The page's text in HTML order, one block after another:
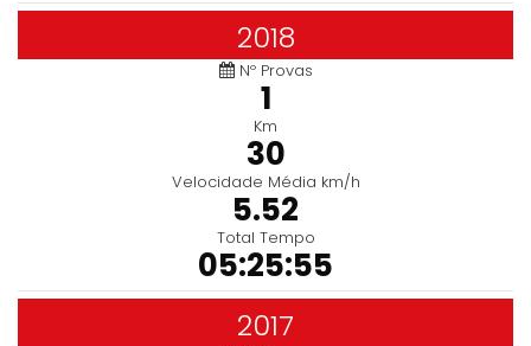
2018
Nº Provas
1
Km
30
Velocidade Média km/h
5.52
Total Tempo
05:25:55
2017